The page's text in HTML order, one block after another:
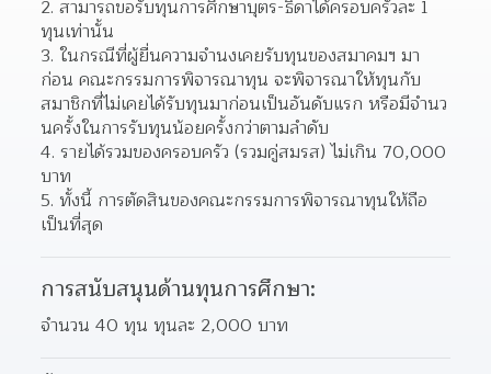
สามารถขอรับทุนการศึกษาบุตร-ธิดาได้ครอบครัวละ 1
ทุนเท่านั้น
ในกรณีที่ผู้ยื่นความจํานงเคยรับทุนของสมาคมฯ มา
ก่อน คณะกรรมการพิจารณาทุน จะพิจารณาให้ทุนกับ
สมาชิกที่ไม่เคยได้รับทุนมาก่อนเป็นอันดับแรก หรือมีจํานว
นครั้งในการรับทุนน้อยครั้งกว่าตามลําดับ
รายได้รวมของครอบครัว (รวมคู่สมรส) ไม่เกิน 70,000
บาท
ทั้งนี้ การตัดสินของคณะกรรมการพิจารณาทุนให้ถือ
เป็นที่สุด
การสนับสนุนด้านทุนการศึกษา:
จํานวน 40 ทุน ทุนละ 2,000 บาท